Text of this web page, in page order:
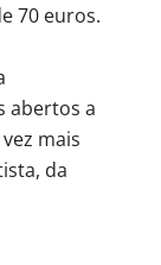
70 euros.
abertos a
mais
da